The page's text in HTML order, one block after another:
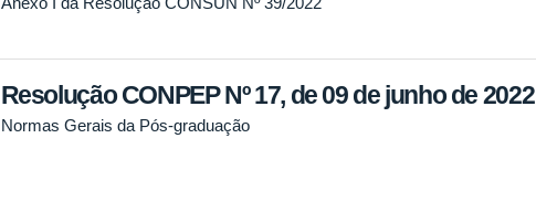
Resolução CONPEP Nº 17, de 09 de junho de 2022
Normas Gerais da Pós-graduação